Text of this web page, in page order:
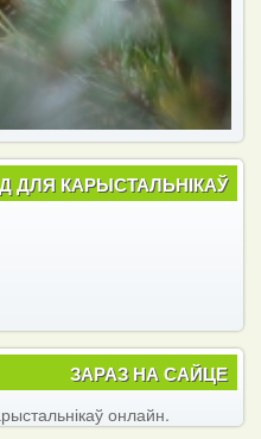
ДЛЯ КАРЫСТАЛЬНІКАЎ
ЗАРАЗ НА САЙЦЕ
онлайн.